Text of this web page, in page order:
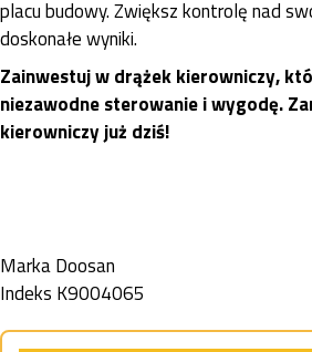
placu budowy. Zwiększ kontrolę nad
doskonałe wyniki.
Zainwestuj w drążek kierowniczy,
niezawodne sterowanie i wygodę.
kierowniczy już dziś!
MarkaDoosan
Indeks K9004065